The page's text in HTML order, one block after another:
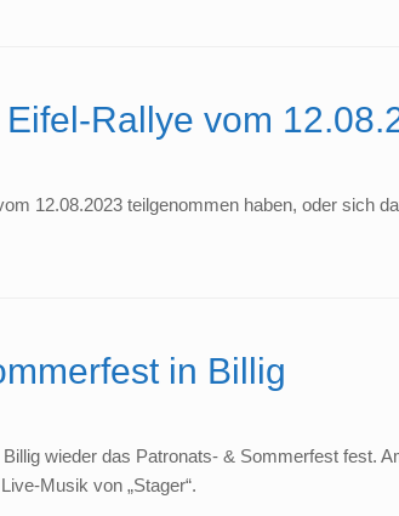
Rallye vom
12.08.2023 teilgenommen haben, oder sich
in Billig
wieder das Patronats- & Sommerfest fest.
Musik von „Stager“.